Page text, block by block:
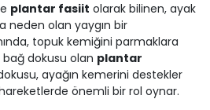
plantar fasiit olarak bilinen, ayak
neden olan yaygın bir
topuk kemiğini parmaklara
bağ dokusu olan plantar
ayağın kemerini destekler
önemli bir rol oynar.